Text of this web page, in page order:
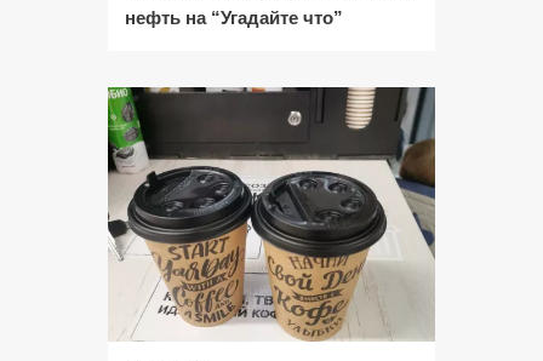
нефть на “Угадайте что”